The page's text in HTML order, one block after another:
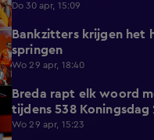
Do 30 apr, 15:09
Bankzitters krijgen het
springen
Wo 29 apr, 18:40
Breda rapt elk woord
tijdens 538 Koningsdag
Wo 29 apr, 15:23